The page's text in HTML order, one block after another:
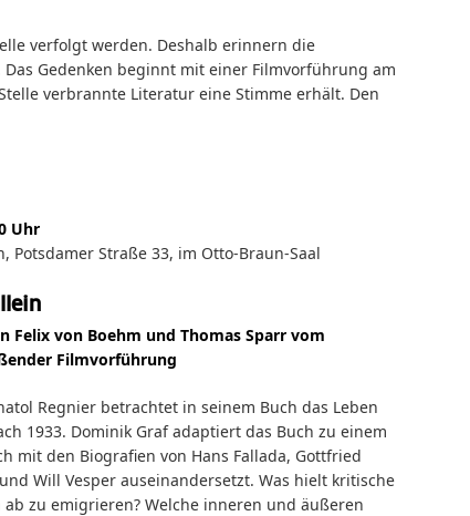
verfolgt werden. Deshalb erinnern die
Gedenken beginnt mit einer Filmvorführung am
verbrannte Literatur eine Stimme erhält. Den
Uhr
Potsdamer Straße 33, im Otto-Braun-Saal
Felix von Boehm und Thomas Sparr vom
Filmvorführung
Regnier betrachtet in seinem Buch das Leben
1933. Dominik Graf adaptiert das Buch zu einem
mit den Biografien von Hans Fallada, Gottfried
Will Vesper auseinandersetzt. Was hielt kritische
zu emigrieren? Welche inneren und äußeren